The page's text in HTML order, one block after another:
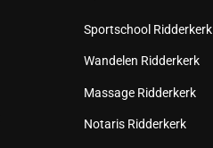
Sportschool Ridderkerk
Wandelen Ridderkerk
Massage Ridderkerk
Notaris Ridderkerk